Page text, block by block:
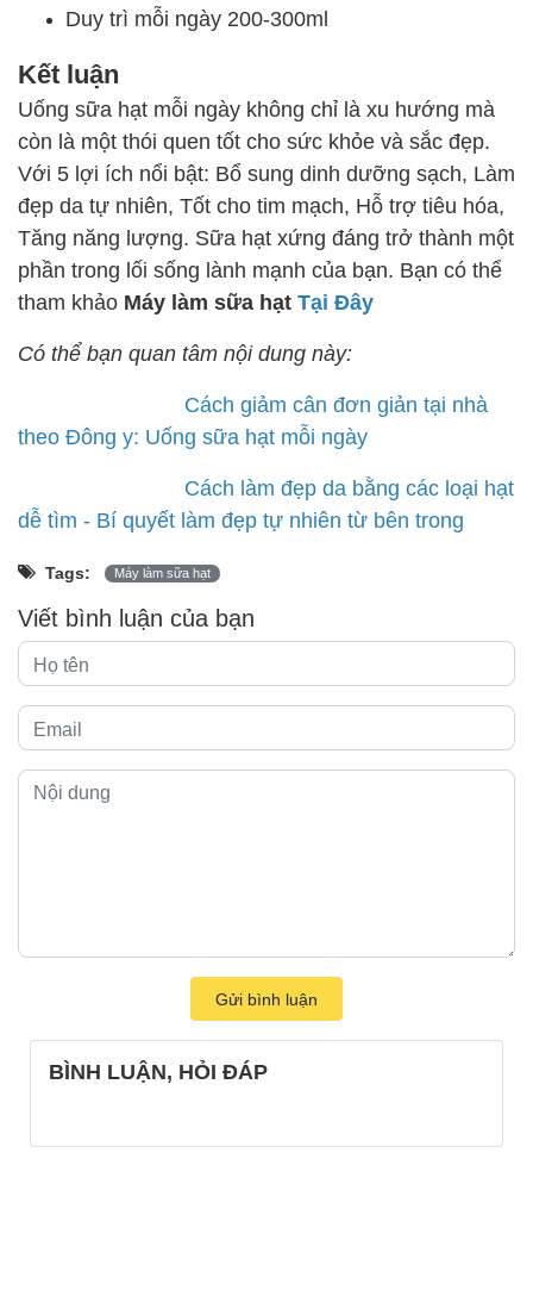
Duy trì mỗi ngày 200-300ml
Kết luận
Uống sữa hạt mỗi ngày không chỉ là xu hướng mà
còn là một thói quen tốt cho sức khỏe và sắc đẹp.
Với 5 lợi ích nổi bật: Bổ sung dinh dưỡng sạch, Làm
đẹp da tự nhiên, Tốt cho tim mạch, Hỗ trợ tiêu hóa,
Tăng năng lượng. Sữa hạt xứng đáng trở thành một
phần trong lối sống lành mạnh của bạn. Bạn có thể
tham khảo Máy làm sữa hạt Tại Đây
Có thể bạn quan tâm nội dung này:
Cách giảm cân đơn giản tại nhà
theo Đông y: Uống sữa hạt mỗi ngày
Cách làm đẹp da bằng các loại hạt
dễ tìm - Bí quyết làm đẹp tự nhiên từ bên trong
Tags: Máy làm sữa hạt
Viết bình luận của bạn
Gửi bình luận
BÌNH LUẬN, HỎI ĐÁP